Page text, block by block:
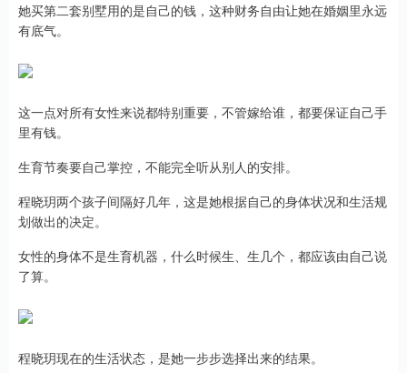
她买第二套别墅用的是自己的钱，这种财务自由让她在婚姻里永远
有底气。
这一点对所有女性来说都特别重要，不管嫁给谁，都要保证自己手
里有钱。
生育节奏要自己掌控，不能完全听从别人的安排。
程晓玥两个孩子间隔好几年，这是她根据自己的身体状况和生活规
划做出的决定。
女性的身体不是生育机器，什么时候生、生几个，都应该由自己说
了算。
程晓玥现在的生活状态，是她一步步选择出来的结果。